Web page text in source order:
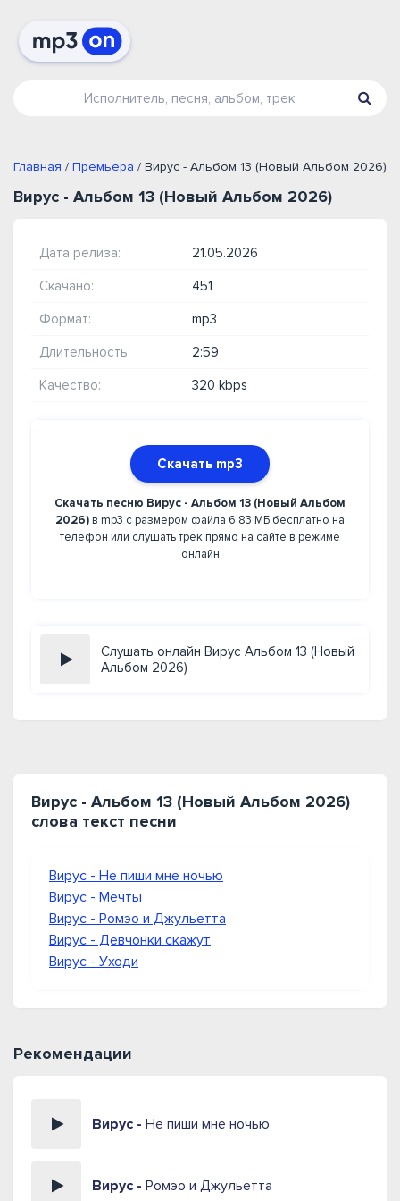
Главная / Премьера / Вирус - Альбом 13 (Новый Альбом 2026)
Вирус - Альбом 13 (Новый Альбом 2026)
Дата релиза: 21.05.2026
Скачано: 451
Формат: mp3
Длительность: 2:59
Качество: 320 kbps
Скачать mp3
Скачать песню Вирус - Альбом 13 (Новый Альбом
2026) в mp3 с размером файла 6.83 МБ бесплатно на
телефон или слушать трек прямо на сайте в режиме
онлайн
Слушать онлайн Вирус Альбом 13 (Новый
Альбом 2026)
Вирус - Альбом 13 (Новый Альбом 2026)
слова текст песни
Вирус - Не пиши мне ночью
Вирус - Мечты
Вирус - Ромэо и Джульетта
Вирус - Девчонки скажут
Вирус - Уходи
Рекомендации
Вирус - Не пиши мне ночью
Вирус - Ромэо и Джульетта